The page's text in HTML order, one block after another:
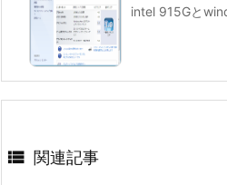
intel 915Gと
 関連記事